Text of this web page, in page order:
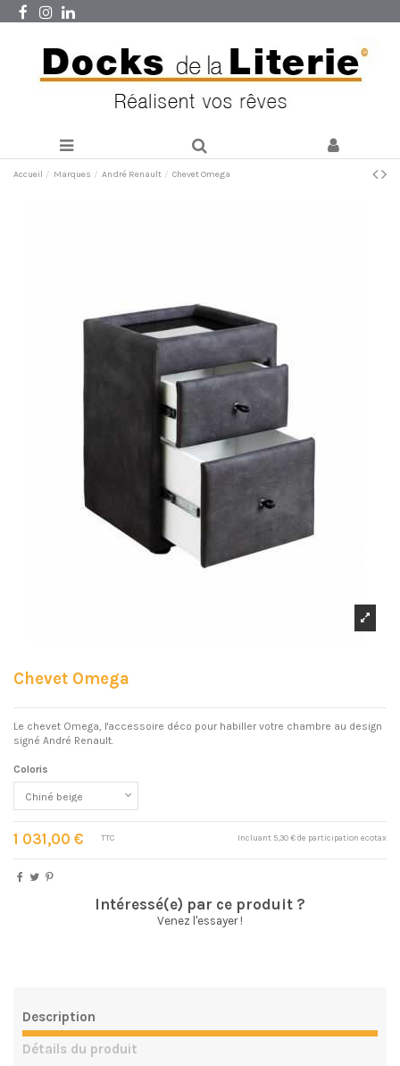
Accueil Marques André Renault Chevet Omega
Chevet Omega
Le chevet Omega, l'accessoire déco pour habiller votre chambre au design
signé André Renault.
Coloris
1 031,00 € Incluant 5,30 € de participation ecotax
TTC
Intéressé(e) par ce produit ?
Venez l'essayer !
Description
Détails du produit